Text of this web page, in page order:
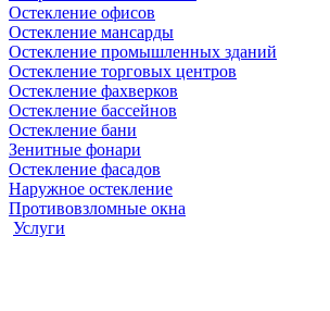
Остекление офисов
Остекление мансарды
Остекление промышленных зданий
Остекление торговых центров
Остекление фахверков
Остекление бассейнов
Остекление бани
Зенитные фонари
Остекление фасадов
Наружное остекление
Противовзломные окна
Услуги